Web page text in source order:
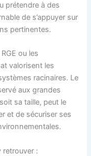
prétendre à des
de s’appuyer sur
pertinentes.
ou les
valorisent les
racinaires. Le
aux grandes
sa taille, peut le
et de sécuriser ses
retrouver :